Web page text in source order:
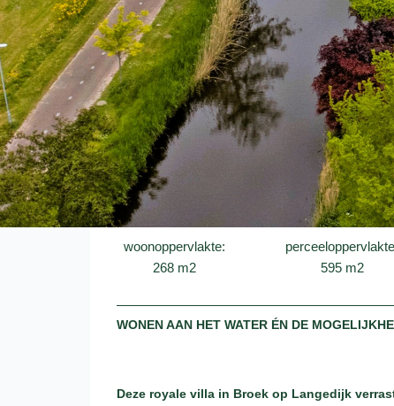
woonoppervlakte:
268 m2
595 m2
WONEN AAN HET WATER ÉN DE
Deze royale villa in Broek op Langedijk